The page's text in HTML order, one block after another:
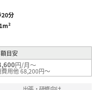
20分
目安
円/月～
費用他 68,200円～